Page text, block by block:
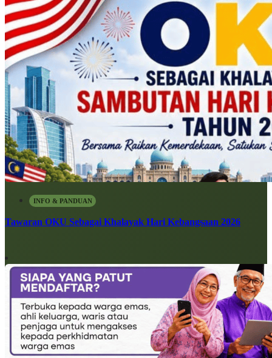
INFO & PANDUAN
Tawaran OKU Sebagai Khalayak Hari Kebangsaan 2026